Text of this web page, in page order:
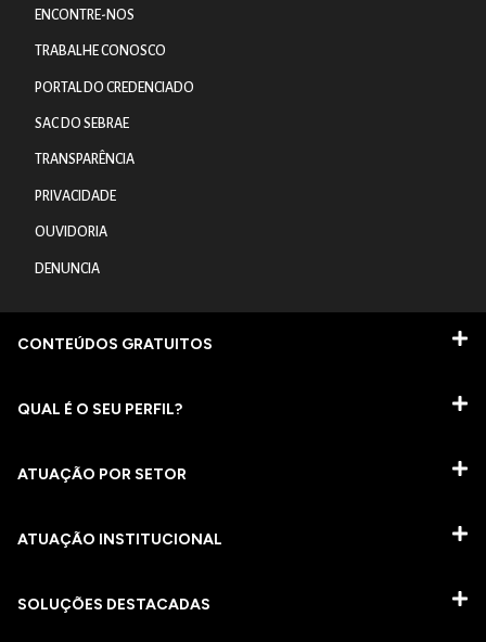
ENCONTRE-NOS
TRABALHE CONOSCO
PORTAL DO CREDENCIADO
SAC DO SEBRAE
TRANSPARÊNCIA
PRIVACIDADE
OUVIDORIA
DENUNCIA
CONTEÚDOS GRATUITOS
QUAL É O SEU PERFIL?
ATUAÇÃO POR SETOR
ATUAÇÃO INSTITUCIONAL
SOLUÇÕES DESTACADAS